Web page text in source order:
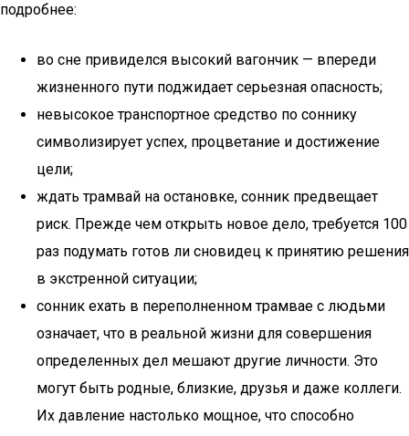
подробнее:
во сне привиделся высокий вагончик — впереди
жизненного пути поджидает серьезная опасность;
невысокое транспортное средство по соннику
символизирует успех, процветание и достижение
цели;
ждать трамвай на остановке, сонник предвещает
риск. Прежде чем открыть новое дело, требуется 100
раз подумать готов ли сновидец к принятию решения
в экстренной ситуации;
сонник ехать в переполненном трамвае с людьми
означает, что в реальной жизни для совершения
определенных дел мешают другие личности. Это
могут быть родные, близкие, друзья и даже коллеги.
Их давление настолько мощное, что способно